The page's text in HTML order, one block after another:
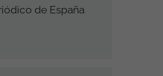
de España